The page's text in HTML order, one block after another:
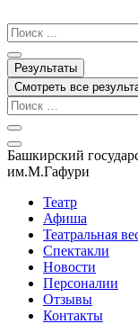
к
содержимому
Search
...
Результаты
Смотреть все
Башкирский
им.М.Гафури
Театр
Афиша
Театральная
Спектакли
Новости
Персоналии
Отзывы
Контакты